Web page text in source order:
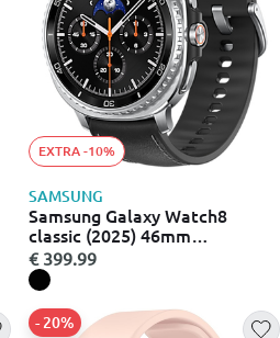
EXTRA -10%
SAMSUNG
Samsung Galaxy Watch8
classic (2025) 46mm
aluminium GPS
€ 399.99
- 20%